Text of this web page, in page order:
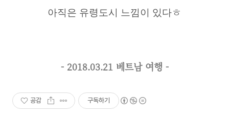
아직은 유령도시 느낌이 있다ㅎ
- 2018.03.21 베트남 여행 -
공감 구독하기